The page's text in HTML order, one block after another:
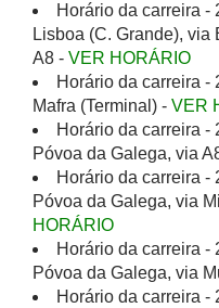
Horário da carreira -
Lisboa (C. Grande),
A8 - VER HORÁRIO
Horário da carreira -
Mafra (Terminal) - VER
Horário da carreira -
Póvoa da Galega, via
Horário da carreira -
Póvoa da Galega, via
HORÁRIO
Horário da carreira -
Póvoa da Galega, via
Horário da carreira -